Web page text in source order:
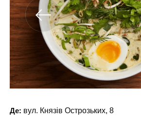
Де: вул. Князів Острозьких, 8